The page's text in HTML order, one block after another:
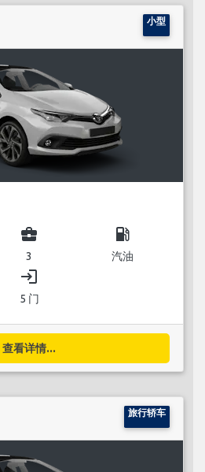
小型
business_center
3
local_gas_station
汽油
login
5 门
查看详情...
旅行轿车